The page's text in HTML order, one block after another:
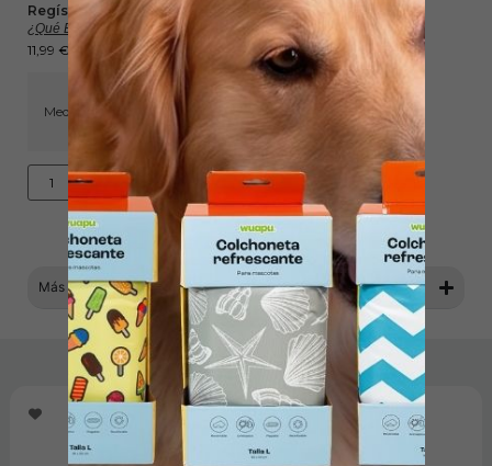
Regístrate, comparte y gana Wuapu Points :
¿Qué Es Esto?
11,99 € 35,88€
Medidas:
Añadir al carrito
Más información
Productos relacionados